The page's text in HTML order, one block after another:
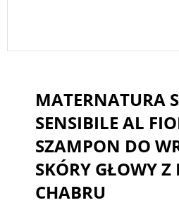
MATERNATURA
SENSIBILE AL
SZAMPON DO
SKÓRY GŁOWY
CHABRU